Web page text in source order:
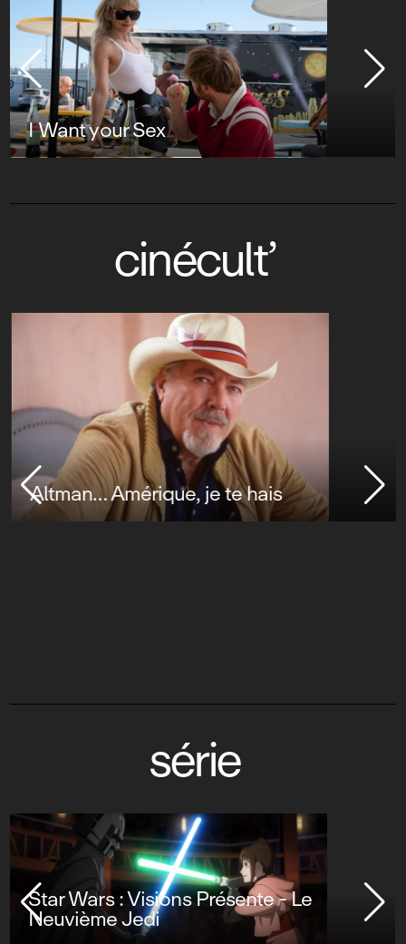
I Want your Sex
cinécult’
Altman… Amérique, je te hais
série
Star Wars : Visions Présente - Le
Neuvième Jedi